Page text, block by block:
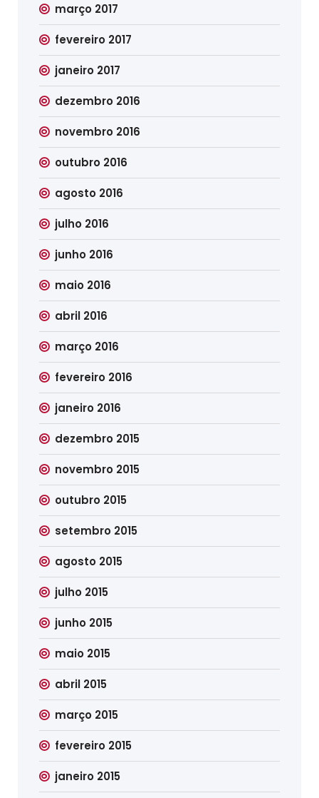
março 2017
fevereiro 2017
janeiro 2017
dezembro 2016
novembro 2016
outubro 2016
agosto 2016
julho 2016
junho 2016
maio 2016
abril 2016
março 2016
fevereiro 2016
janeiro 2016
dezembro 2015
novembro 2015
outubro 2015
setembro 2015
agosto 2015
julho 2015
junho 2015
maio 2015
abril 2015
março 2015
fevereiro 2015
janeiro 2015